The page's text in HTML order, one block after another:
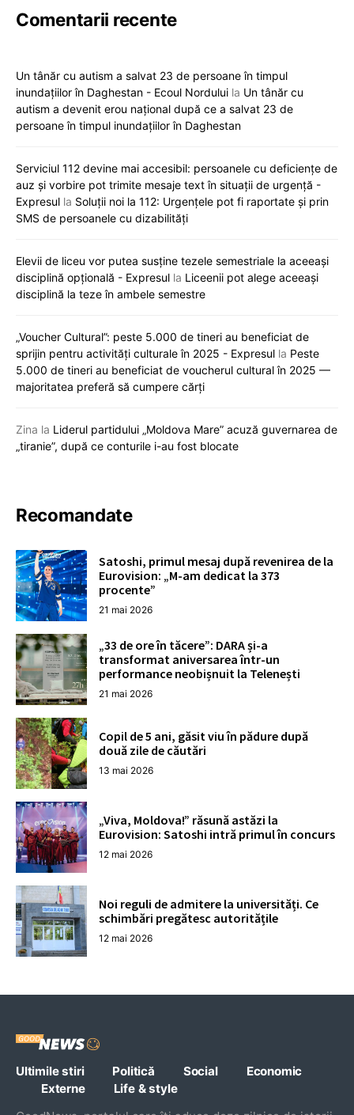
Comentarii recente
Un tânăr cu autism a salvat 23 de persoane în timpul
inundațiilor în Daghestan - Ecoul Nordului la Un tânăr cu
autism a devenit erou național după ce a salvat 23 de
persoane în timpul inundațiilor în Daghestan
Serviciul 112 devine mai accesibil: persoanele cu deficiențe de
auz și vorbire pot trimite mesaje text în situații de urgență -
Expresul la Soluții noi la 112: Urgențele pot fi raportate și prin
SMS de persoanele cu dizabilități
Elevii de liceu vor putea susține tezele semestriale la aceeași
disciplină opțională - Expresul la Liceenii pot alege aceeași
disciplină la teze în ambele semestre
„Voucher Cultural”: peste 5.000 de tineri au beneficiat de
sprijin pentru activități culturale în 2025 - Expresul la Peste
5.000 de tineri au beneficiat de voucherul cultural în 2025 —
majoritatea preferă să cumpere cărți
Zina la Liderul partidului „Moldova Mare” acuză guvernarea de
„tiranie”, după ce conturile i-au fost blocate
Recomandate
Satoshi, primul mesaj după revenirea de la
Eurovision: „M-am dedicat la 373
procente”
21 mai 2026
„33 de ore în tăcere”: DARA și-a
transformat aniversarea într-un
performance neobișnuit la Telenești
21 mai 2026
Copil de 5 ani, găsit viu în pădure după
două zile de căutări
13 mai 2026
„Viva, Moldova!” răsună astăzi la
Eurovision: Satoshi intră primul în concurs
12 mai 2026
Noi reguli de admitere la universități. Ce
schimbări pregătesc autoritățile
12 mai 2026
Ultimile stiri Politică Social
Economic
Externe
Life & style